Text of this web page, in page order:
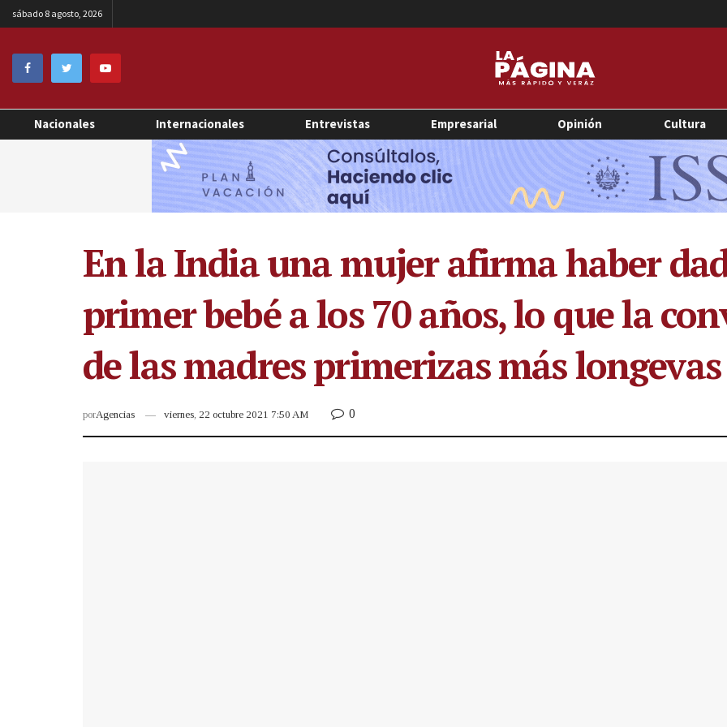
sábado 8 agosto, 2026
Nacionales Internacionales Entrevistas Empresarial Opinión Cultura
En la India una mujer afirma haber
primer bebé a los 70 años, lo que la
de las madres primerizas más
porAgencias viernes, 22 octubre 2021 7:50 AM 0